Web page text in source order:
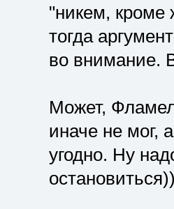
"никем, кроме
тогда
во внимание.
Может,
иначе не мог,
угодно. Ну